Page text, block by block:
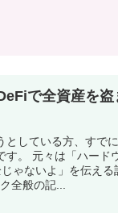
で全資産を
としている方、すで
す。 元々は「ハード
ゃないよ」を伝え
全般の記...